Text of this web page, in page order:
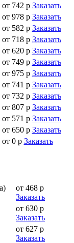
от 742 р Заказать
от 978 р Заказать
от 582 р Заказать
от 718 р Заказать
от 620 р Заказать
от 749 р Заказать
от 975 р Заказать
от 741 р Заказать
от 732 р Заказать
от 807 р Заказать
от 571 р Заказать
от 650 р Заказать
от 0 р Заказать
от 468 р
Заказать
от 630 р
Заказать
от 627 р
Заказать